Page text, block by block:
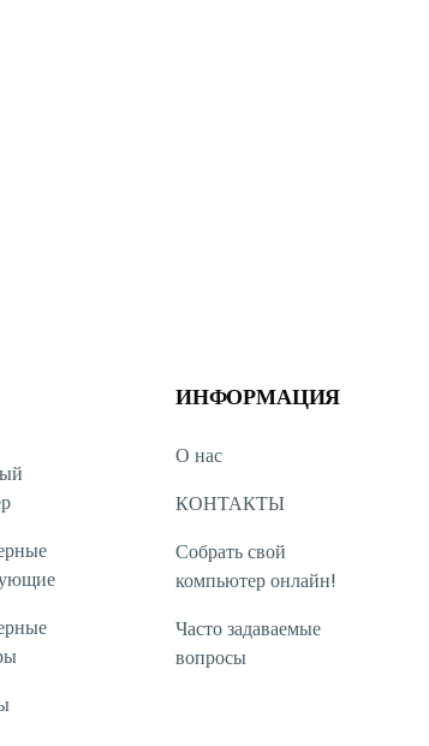
ИНФОРМАЦИЯ
О нас
КОНТАКТЫ
Собрать свой
компьютер онлайн!
Часто задаваемые
вопросы